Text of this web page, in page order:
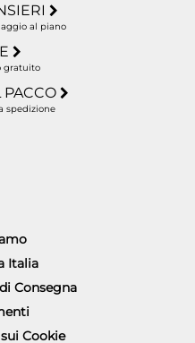
al piano
gratuito
PACCO
spedizione
Italia
Consegna
Cookie